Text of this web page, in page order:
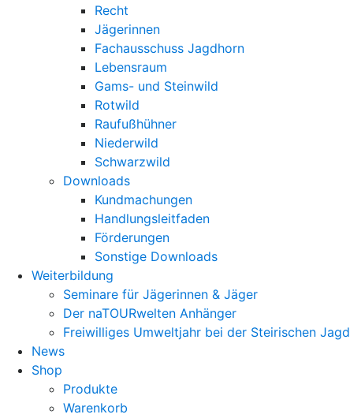
Recht
Jägerinnen
Fachausschuss Jagdhorn
Lebensraum
Gams- und Steinwild
Rotwild
Raufußhühner
Niederwild
Schwarzwild
Downloads
Kundmachungen
Handlungsleitfaden
Förderungen
Sonstige Downloads
Weiterbildung
Seminare für Jägerinnen & Jäger
Der naTOURwelten Anhänger
Freiwilliges Umweltjahr bei der Steirischen Jagd
News
Shop
Produkte
Warenkorb